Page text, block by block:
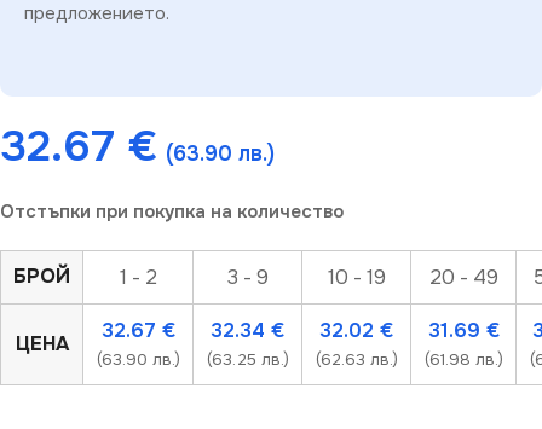
предложението.
32.67 € (63.90 лв.)
Отстъпки при покупка на количество
БРОЙ 1 - 2 3 - 9 10 - 19 20 - 49
ЦЕНА
32.67 €
(63.90 лв.)
32.34 €
(63.25 лв.)
32.02 €
(62.63 лв.)
31.69 €
(61.98 лв.)